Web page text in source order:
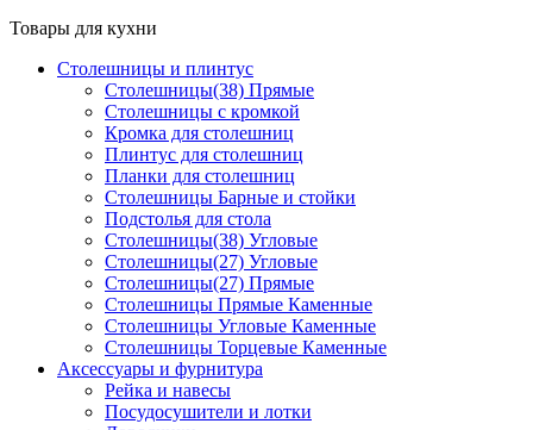
Товары для кухни
Столешницы и плинтус
Столешницы(38) Прямые
Столешницы с кромкой
Кромка для столешниц
Плинтус для столешниц
Планки для столешниц
Столешницы Барные и стойки
Подстолья для стола
Столешницы(38) Угловые
Столешницы(27) Угловые
Столешницы(27) Прямые
Столешницы Прямые Каменные
Столешницы Угловые Каменные
Столешницы Торцевые Каменные
Аксессуары и фурнитура
Рейка и навесы
Посудосушители и лотки